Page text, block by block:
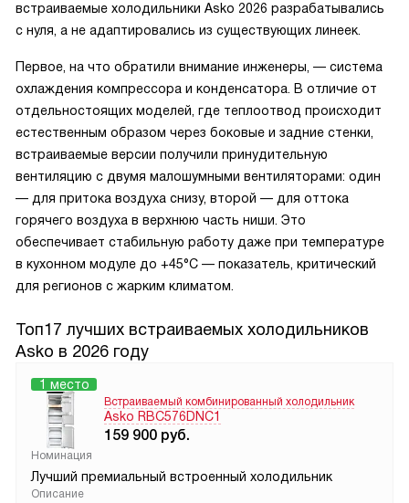
встраиваемые холодильники Asko 2026 разрабатывались
с нуля, а не адаптировались из существующих линеек.
Первое, на что обратили внимание инженеры, — система
охлаждения компрессора и конденсатора. В отличие от
отдельностоящих моделей, где теплоотвод происходит
естественным образом через боковые и задние стенки,
встраиваемые версии получили принудительную
вентиляцию с двумя малошумными вентиляторами: один
— для притока воздуха снизу, второй — для оттока
горячего воздуха в верхнюю часть ниши. Это
обеспечивает стабильную работу даже при температуре
в кухонном модуле до +45°C — показатель, критический
для регионов с жарким климатом.
Топ17 лучших встраиваемых холодильников
Asko в 2026 году
1 место
Встраиваемый комбинированный холодильник
Asko RBC576DNC1
159 900 руб.
Номинация
Лучший премиальный встроенный холодильник
Описание